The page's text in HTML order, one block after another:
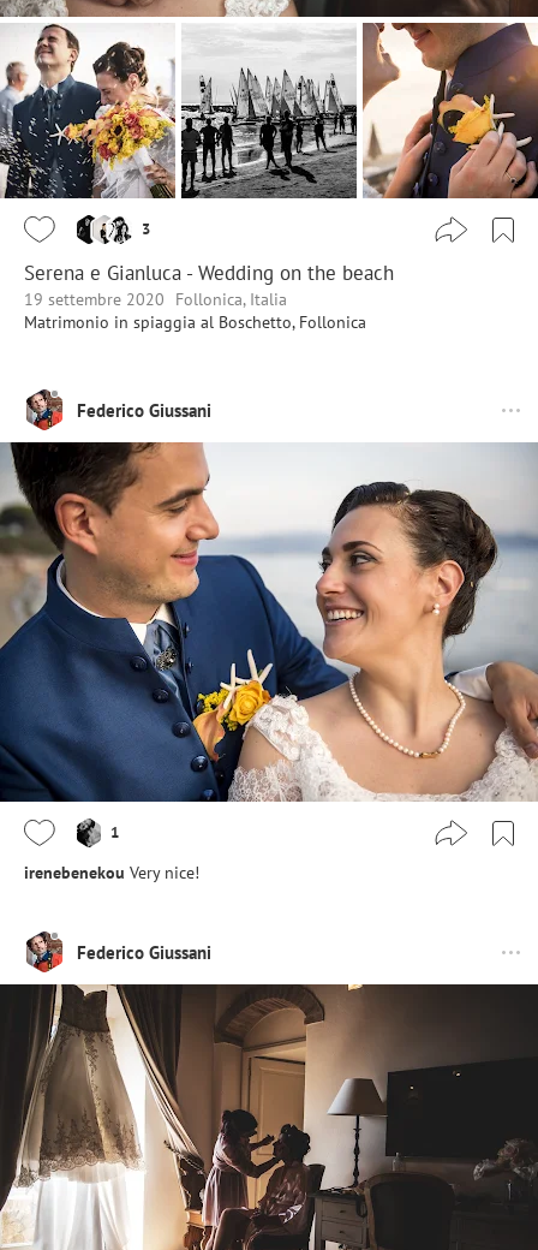
3
Serena e Gianluca - Wedding on the beach
19 settembre 2020
Follonica, Italia
Matrimonio in spiaggia al Boschetto, Follonica
Federico Giussani
1
irenebenekou Very nice!
Federico Giussani